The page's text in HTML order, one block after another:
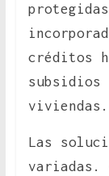
créditos
subsidios
viviendas.
Las